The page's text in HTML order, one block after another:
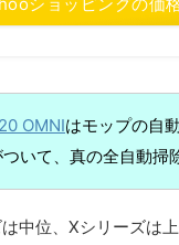
OMNIはモップの自
ついて、真の全自動掃
中位、Xシリーズは上